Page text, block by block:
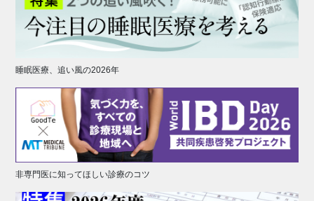
睡眠医療、追い風の2026年
非専門医に知ってほしい診療のコツ